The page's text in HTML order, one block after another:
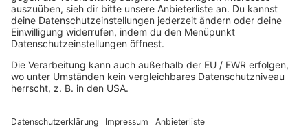
HOME
MUSIK
Playlist
Streams
Rocknews
Band-Alphabet
Rockfakten